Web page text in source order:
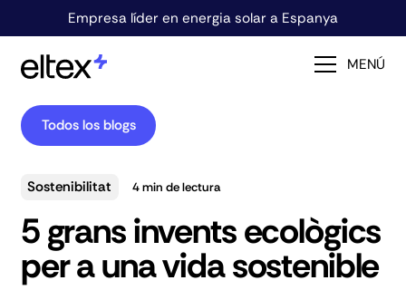
Empresa líder en energia solar a Espanya
MENÚ
Todos los blogs
Sostenibilitat 4min de lectura
5 grans invents ecològics
per a una vida sostenible